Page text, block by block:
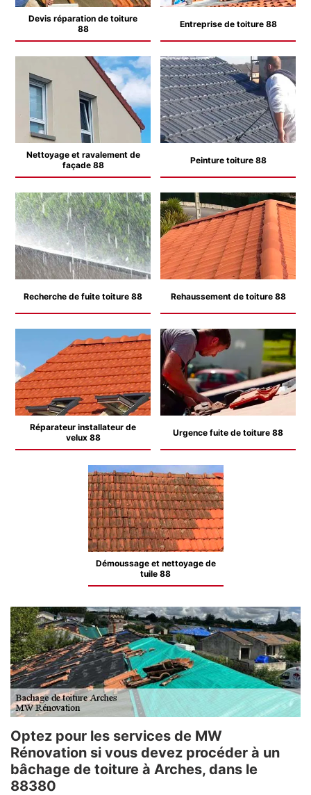
Devis réparation de toiture
88
Entreprise de toiture 88
Nettoyage et ravalement de
façade 88
Peinture toiture 88
Recherche de fuite toiture 88 Rehaussement de toiture 88
Réparateur installateur de
velux 88
Urgence fuite de toiture 88
Démoussage et nettoyage de
tuile 88
Optez pour les services de MW
Rénovation si vous devez procéder à un
bâchage de toiture à Arches, dans le
88380